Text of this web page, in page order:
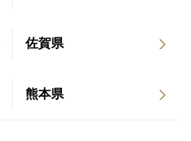
佐賀県
熊本県